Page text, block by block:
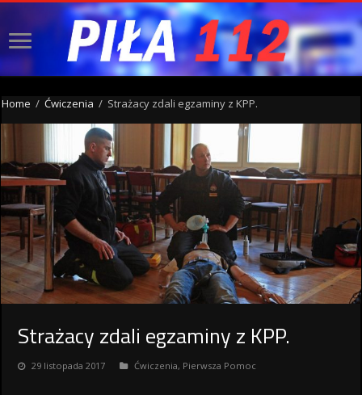
Home / Ćwiczenia / Strażacy zdali egzaminy z KPP.
Strażacy zdali egzaminy z KPP.
29 listopada 2017 Ćwiczenia, Pierwsza Pomoc